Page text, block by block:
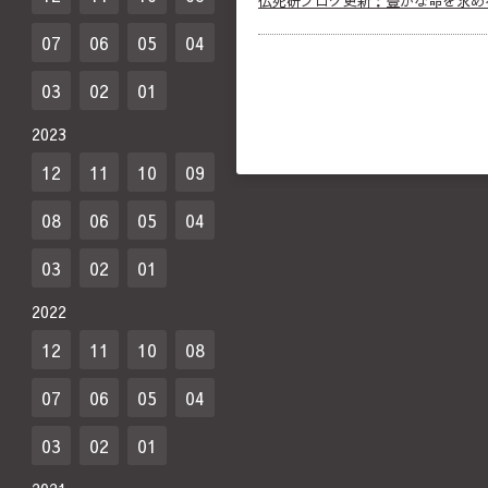
07
06 05
04
03
02 01
2023
12 11 10
09
08
06 05
04
03
02 01
2022
12 11 10
08
07
06 05
04
03
02 01